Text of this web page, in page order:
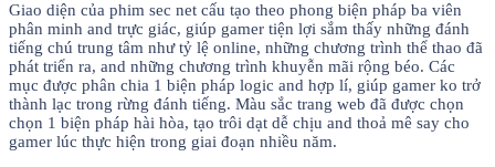
Giao diện của phim sec net cấu tạo theo phong biện pháp ba viên
phân minh and trực giác, giúp gamer tiện lợi sắm thấy những đánh
tiếng chú trung tâm như tỷ lệ online, những chương trình thể thao đã
phát triển ra, and những chương trình khuyễn mãi rộng béo. Các
mục được phân chia 1 biện pháp logic and hợp lí, giúp gamer ko trở
thành lạc trong rừng đánh tiếng. Màu sắc trang web đã được chọn
chọn 1 biện pháp hài hòa, tạo trôi dạt dễ chịu and thoả mê say cho
gamer lúc thực hiện trong giai đoạn nhiều năm.